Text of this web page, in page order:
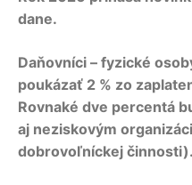
dane.
Daňovníci – fyzické
poukázať 2 % zo
Rovnaké dve percentá
aj neziskovým
dobrovoľníckej činnosti).